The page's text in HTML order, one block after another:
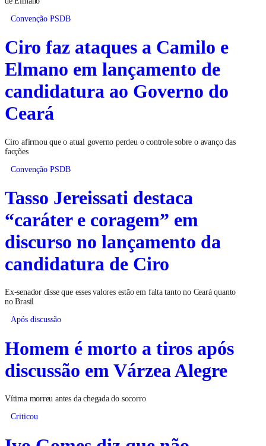
Convenção PSDB
Ciro faz ataques a Camilo e
Elmano em lançamento de
candidatura ao Governo do
Ceará
Ciro afirmou que o atual governo perdeu o controle sobre o avanço das
facções
Convenção PSDB
Tasso Jereissati destaca
“caráter e coragem” em
discurso no lançamento da
candidatura de Ciro
Ex-senador disse que esses valores estão em falta tanto no Ceará quanto
no Brasil
Após discussão
Homem é morto a tiros após
discussão em Várzea Alegre
Vítima morreu antes da chegada do socorro
Criticou